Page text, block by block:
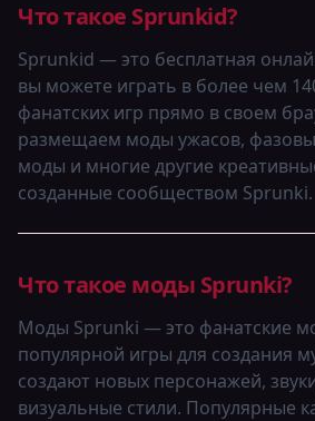
Что такое Sprunkid?
Sprunkid — это бесплатная
вы можете играть в более чем
фанатских игр прямо в своем
размещаем моды ужасов,
моды и многие другие
созданные сообществом Sprunki.
Что такое моды Sprunki?
Моды Sprunki — это фанатские
популярной игры для создания
создают новых персонажей,
визуальные стили. Популярные